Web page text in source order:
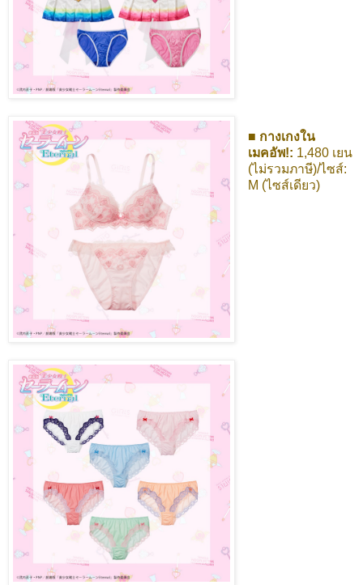
■ กางเกงใน
เมคอัพ!: 1,480 เยน
(ไม่รวมภาษี)/ไซส์:
M (ไซส์เดียว)